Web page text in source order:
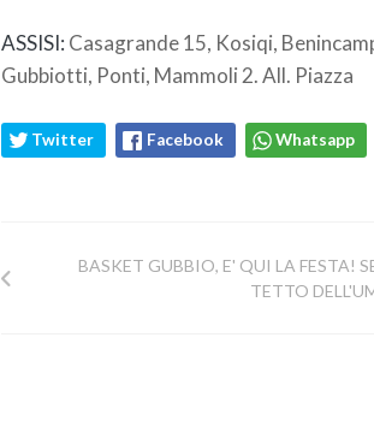
ASSISI: Casagrande 15, Kosiqi,
Gubbiotti, Ponti, Mammoli 2. All. Piazza
Twitter Facebook Whatsapp
BASKET GUBBIO, E' QUI LA FESTA!
TETTO